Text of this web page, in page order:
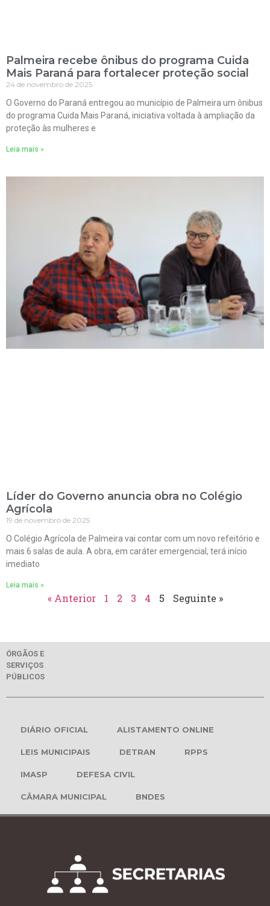
Palmeira recebe ônibus do programa Cuida
Mais Paraná para fortalecer proteção social
24 de novembro de 2025
O Governo do Paraná entregou ao município de Palmeira um ônibus
do programa Cuida Mais Paraná, iniciativa voltada à ampliação da
proteção às mulheres e
Leia mais »
Líder do Governo anuncia obra no Colégio
Agrícola
19 de novembro de 2025
O Colégio Agrícola de Palmeira vai contar com um novo refeitório e
mais 6 salas de aula. A obra, em caráter emergencial, terá início
imediato
Leia mais »
« Anterior 1 2 3 4 5 Seguinte »
ÓRGÃOS E
SERVIÇOS
PÚBLICOS
DIÁRIO OFICIAL ALISTAMENTO ONLINE
LEIS MUNICIPAIS DETRAN RPPS
IMASP DEFESA CIVIL
CÂMARA MUNICIPAL BNDES